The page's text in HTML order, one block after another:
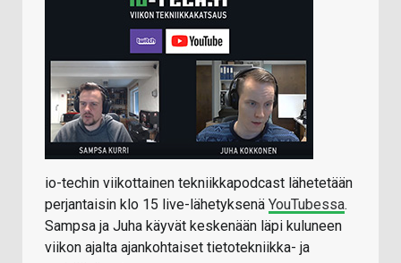
io-techin viikottainen tekniikkapodcast lähetetään
perjantaisin klo 15 live-lähetyksenä YouTubessa.
Sampsa ja Juha käyvät keskenään läpi kuluneen
viikon ajalta ajankohtaiset tietotekniikka- ja